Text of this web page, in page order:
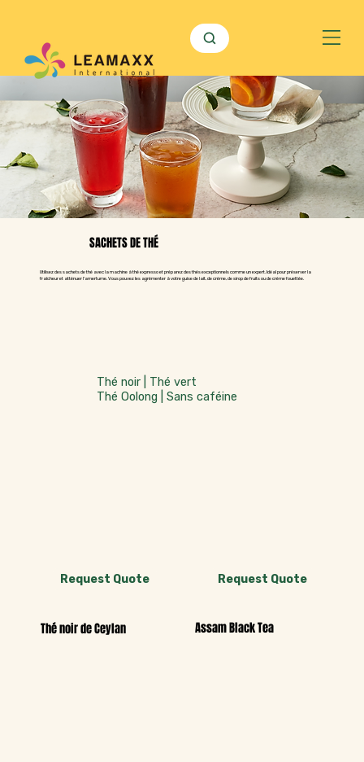
Request Quote
Thé noir de Ceylan Assam Black Tea
Request Quote
SACHETS DE THÉ
Utilisez des sachets de thé avec la machine à thé expresso et préparez des thés exceptionnels comme un expert. Idéal pour préserver la
fraîcheur et atténuer l'amertume. Vous pouvez les agrémenter à votre guise de lait, de crème, de sirop de fruits ou de crème fouettée.
Thé noir | Thé vert
Thé Oolong | Sans caféine